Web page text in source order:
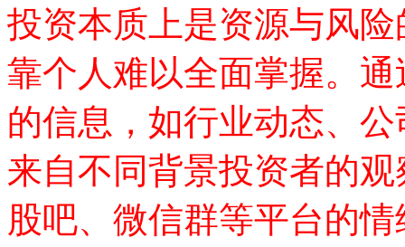
投资本质上是资源与风
靠个人难以全面掌握。
的信息，如行业动态、
来自不同背景投资者的
股吧、微信群等平台的